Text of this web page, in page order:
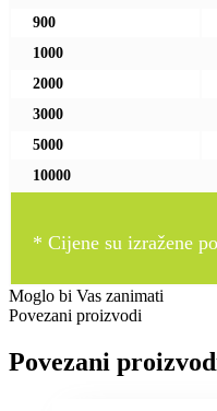
900
1000
2000
3000
5000
10000
* Cijene su izražene
Moglo bi Vas zanimati
Povezani proizvodi
Povezani